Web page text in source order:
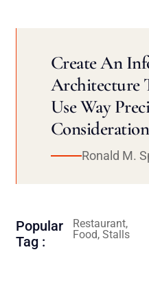
Create An
Architecture
Use Way
Ronald M.
Popular
Tag :
Restaurant,
Food, Stalls